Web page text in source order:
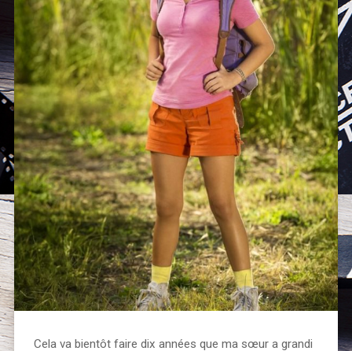
Cela va bientôt faire dix années que ma sœur a grandi